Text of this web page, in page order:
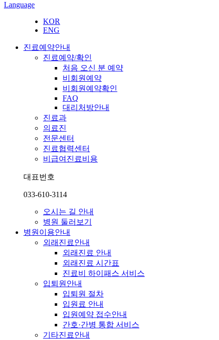
Language
KOR
ENG
진료예약안내
진료예약/확인
처음 오신 분 예약
비회원예약
비회원예약확인
FAQ
대리처방안내
진료과
의료진
전문센터
진료협력센터
비급여진료비용
대표번호
033-610-3114
오시는 길 안내
병원 둘러보기
병원이용안내
외래진료안내
외래진료 안내
외래진료 시간표
진료비 하이패스 서비스
입퇴원안내
입퇴원 절차
입원료 안내
입원예약 접수안내
간호·간병 통합 서비스
기타진료안내